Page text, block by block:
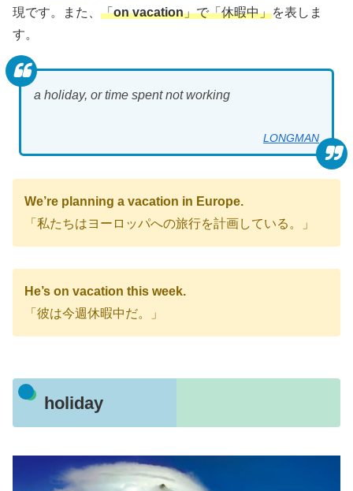
現です。また、 「on vacation」で「休暇中」を表しま
す。
a holiday, or time spent not working
LONGMAN
We’re planning a vacation in Europe.
「私たちはヨーロッパへの旅行を計画している。」
He’s on vacation this week.
「彼は今週休暇中だ。」
holiday